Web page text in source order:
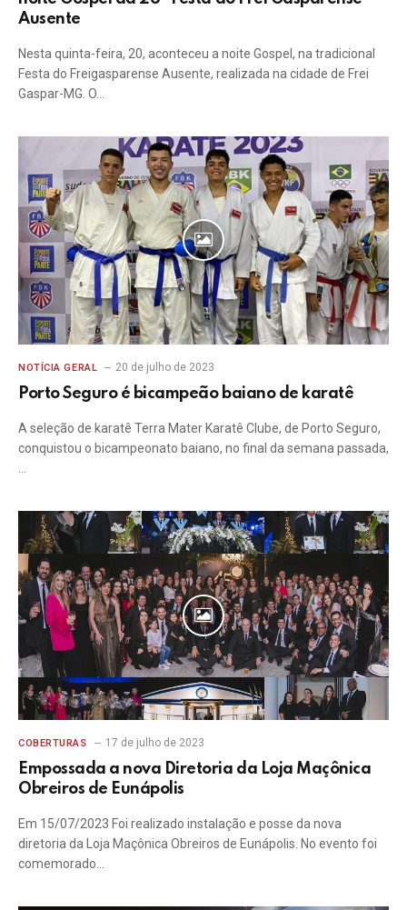
Ausente
Nesta quinta-feira, 20, aconteceu a noite Gospel, na tradicional
Festa do Freigasparense Ausente, realizada na cidade de Frei
Gaspar-MG. O…
NOTÍCIA GERAL 20 de julho de 2023
Porto Seguro é bicampeão baiano de karatê
A seleção de karatê Terra Mater Karatê Clube, de Porto Seguro,
conquistou o bicampeonato baiano, no final da semana passada,
COBERTURAS 17 de julho de 2023
Empossada a nova Diretoria da Loja Maçônica
Obreiros de Eunápolis
Em 15/07/2023 Foi realizado instalação e posse da nova
diretoria da Loja Maçônica Obreiros de Eunápolis. No evento foi
comemorado…